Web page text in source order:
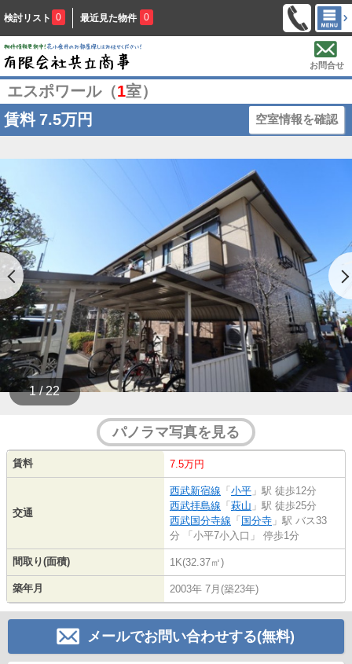
検討リスト 0 最近見た物件 0
お問合せ
エスポワール（1室）
賃料 7.5万円 空室情報を確認
1 / 22
パノラマ写真を見る
賃料 7.5万円
交通
西武新宿線 「 小平 」駅 徒歩12分
西武拝島線 「 萩山 」駅 徒歩25分
西武国分寺線 「 国分寺 」駅 バス33
分 「小平7小入口」 停歩1分
間取り(面積) 1K(32.37㎡)
築年月 2003年 7月(築23年)
メールでお問い合わせする(無料)